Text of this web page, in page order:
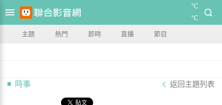
°C
°C
主題 熱門 即時 直播 節目
時事 返回主題列表